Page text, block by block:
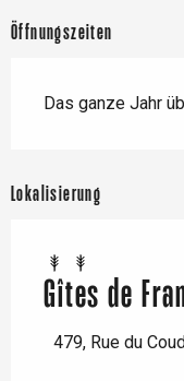
Öffnungszeiten
Das ganze Jahr
Lokalisierung
Gîtes de
479, Rue du